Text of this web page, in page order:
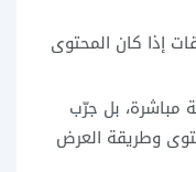
إذا كان المحتوى
مباشرة، بل جرّب
وطريقة العرض